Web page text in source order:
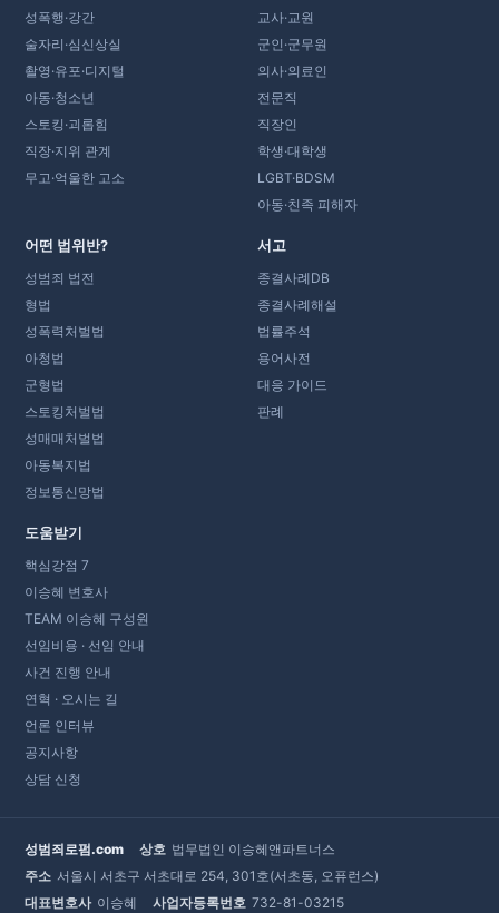
성폭행·강간
술자리·심신상실
촬영·유포·디지털
아동·청소년
스토킹·괴롭힘
직장·지위 관계
무고·억울한 고소
교사·교원
군인·군무원
의사·의료인
전문직
직장인
학생·대학생
LGBT·BDSM
아동·친족 피해자
어떤 법위반?
성범죄 법전
형법
성폭력처벌법
아청법
군형법
스토킹처벌법
성매매처벌법
아동복지법
정보통신망법
서고
종결사례DB
종결사례해설
법률주석
용어사전
대응 가이드
판례
도움받기
핵심강점 7
이승혜 변호사
TEAM 이승혜 구성원
선임비용 · 선임 안내
사건 진행 안내
연혁 · 오시는 길
언론 인터뷰
공지사항
상담 신청
성범죄로펌.com 상호 법무법인 이승혜앤파트너스
주소 서울시 서초구 서초대로 254, 301호(서초동, 오퓨런스)
대표변호사 이승혜 사업자등록번호 732-81-03215